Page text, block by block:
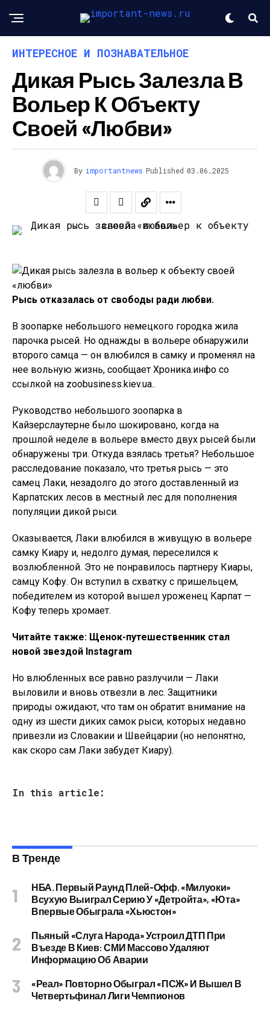
ИНТЕРЕСНОЕ И ПОЗНАВАТЕЛЬНОЕ
Дикая Рысь Залезла В
Вольер К Объекту
Своей «любви»
By importantnews Published 03.06.2025
Рысь отказалась от свободы ради любви.
В зоопарке небольшого немецкого городка жила
парочка рысей. Но однажды в вольере обнаружили
второго самца — он влюбился в самку и променял на
нее вольную жизнь, сообщает Хроника.инфо со
ссылкой на zoobusiness.kiev.ua..
Руководство небольшого зоопарка в
Кайзерслаутерне было шокировано, когда на
прошлой неделе в вольере вместо двух рысей были
обнаружены три. Откуда взялась третья? Небольшое
расследование показало, что третья рысь — это
самец Лаки, незадолго до этого доставленный из
Карпатских лесов в местный лес для пополнения
популяции дикой рыси.
Оказывается, Лаки влюбился в живущую в вольере
самку Киару и, недолго думая, переселился к
возлюбленной. Это не понравилось партнеру Киары,
самцу Кофу. Он вступил в схватку с пришельцем,
победителем из которой вышел уроженец Карпат —
Кофу теперь хромает.
Читайте также: Щенок-путешественник стал
новой звездой Instagram
Но влюбленных все равно разлучили — Лаки
выловили и вновь отвезли в лес. Защитники
природы ожидают, что там он обратит внимание на
одну из шести диких самок рыси, которых недавно
привезли из Словакии и Швейцарии (но непонятно,
как скоро сам Лаки забудет Киару).
In this article:
В Тренде
НБА. Первый Раунд Плей-Офф. «Милуоки»
Всухую Выиграл Серию У «Детройта», «Юта»
Впервые Обыграла «Хьюстон»
Пьяный «слуга Народа» Устроил ДТП При
Въезде В Киев: СМИ Массово Удаляют
Информацию Об Аварии
«Реал» Повторно Обыграл «ПСЖ» И Вышел В
Четвертьфинал Лиги Чемпионов